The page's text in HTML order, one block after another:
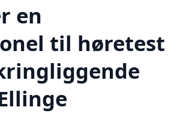
en
til høretest